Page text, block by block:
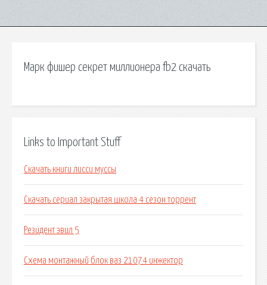
Марк фишер секрет миллионера fb2 скачать
Links to Important Stuff
Скачать книги лисси муссы
Скачать сериал закрытая школа 4 сезон торрент
Резидент эвил 5
Схема монтажный блок ваз 21074 инжектор